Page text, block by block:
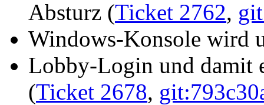
Absturz (Ticket 2762,
Windows-Konsole wird
Lobby-Login und damit
(Ticket 2678,